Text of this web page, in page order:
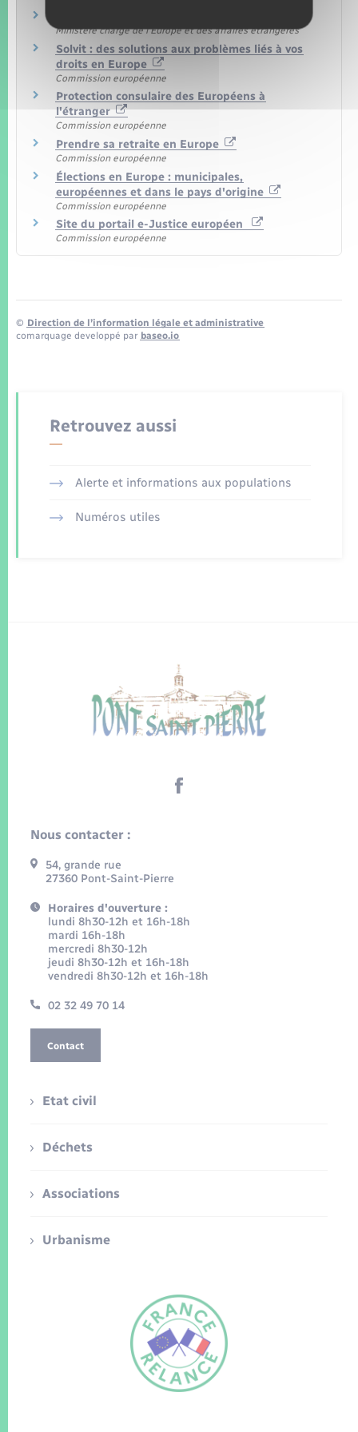
Ministère chargé de l'Europe et des affaires étrangères
Solvit : des solutions aux problèmes liés à vos
droits en Europe
Commission européenne
Protection consulaire des Européens à
l'étranger
Commission européenne
Prendre sa retraite en Europe
Commission européenne
Élections en Europe : municipales,
européennes et dans le pays d'origine
Commission européenne
Site du portail e-Justice européen
Commission européenne
© Direction de l’information légale et administrative
comarquage developpé par baseo.io
Retrouvez aussi
Alerte et informations aux populations
Numéros utiles
Nous contacter :
54, grande rue
27360 Pont-Saint-Pierre
Horaires d'ouverture :
lundi 8h30-12h et 16h-18h
mardi 16h-18h
mercredi 8h30-12h
jeudi 8h30-12h et 16h-18h
vendredi 8h30-12h et 16h-18h
02 32 49 70 14
Contact
Etat civil
Déchets
Associations
Urbanisme